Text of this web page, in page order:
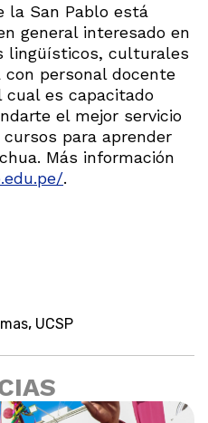
la San Pablo está
general interesado en
lingüísticos, culturales
personal docente
es capacitado
el mejor servicio
para aprender
Más información
.
, UCSP